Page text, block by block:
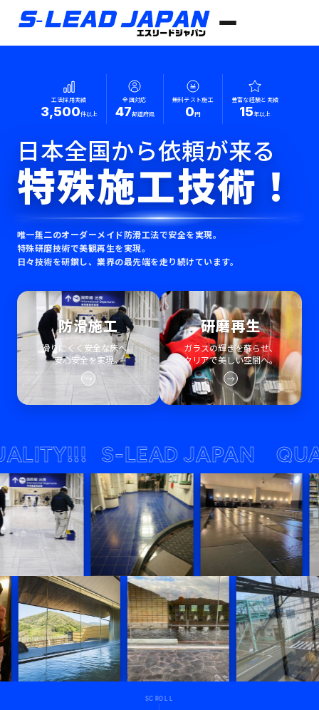
工法採用実績
3,500件以上
全国対応
47都道府県
無料テスト施工
0円
豊富な経験と実績
15年以上
日本全国から依頼が来る
特殊施工技術！
唯一無二のオーダーメイド防滑工法で安全を実現。
特殊研磨技術で美観再生を実現。
日々技術を研鑽し、業界の最先端を走り続けています。
防滑施工
滑りにくく安全な床へ。
安心安全を実現。
→
研磨再生
ガラスの輝きを蘇らせ、
クリアで美しい空間へ。
→
S-LEAD JAPAN
SCROLL